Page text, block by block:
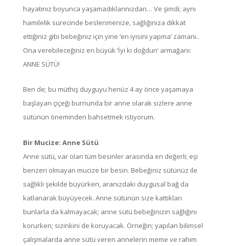
hayatınız boyunca yaşamadıklarınızdan… Ve şimdi; aynı
hamilelik sürecinde beslenmenize, sağlığınıza dikkat
ettiğiniz gibi bebeğiniz için yine ‘en iyisini yapma’ zamanı..
Ona verebileceğiniz en büyük ‘İyi ki doğdun’ armağanı:
ANNE SÜTÜ!
Ben de; bu müthiş duyguyu henüz 4 ay önce yaşamaya
başlayan çiçeği burnunda bir anne olarak sizlere anne
sütünün öneminden bahsetmek istiyorum.
Bir Mucize: Anne Sütü
Anne sütü, var olan tüm besinler arasında en değerli; eşi
benzeri olmayan mucize bir besin. Bebeğiniz sütünüz ile
sağlıklı şekilde büyürken, aranızdaki duygusal bağ da
katlanarak büyüyecek. Anne sütünün size kattıkları
bunlarla da kalmayacak; anne sütü bebeğinizin sağlığını
korurken; sizinkini de koruyacak. Örneğin; yapılan bilimsel
çalışmalarda anne sütü veren annelerin meme ve rahim